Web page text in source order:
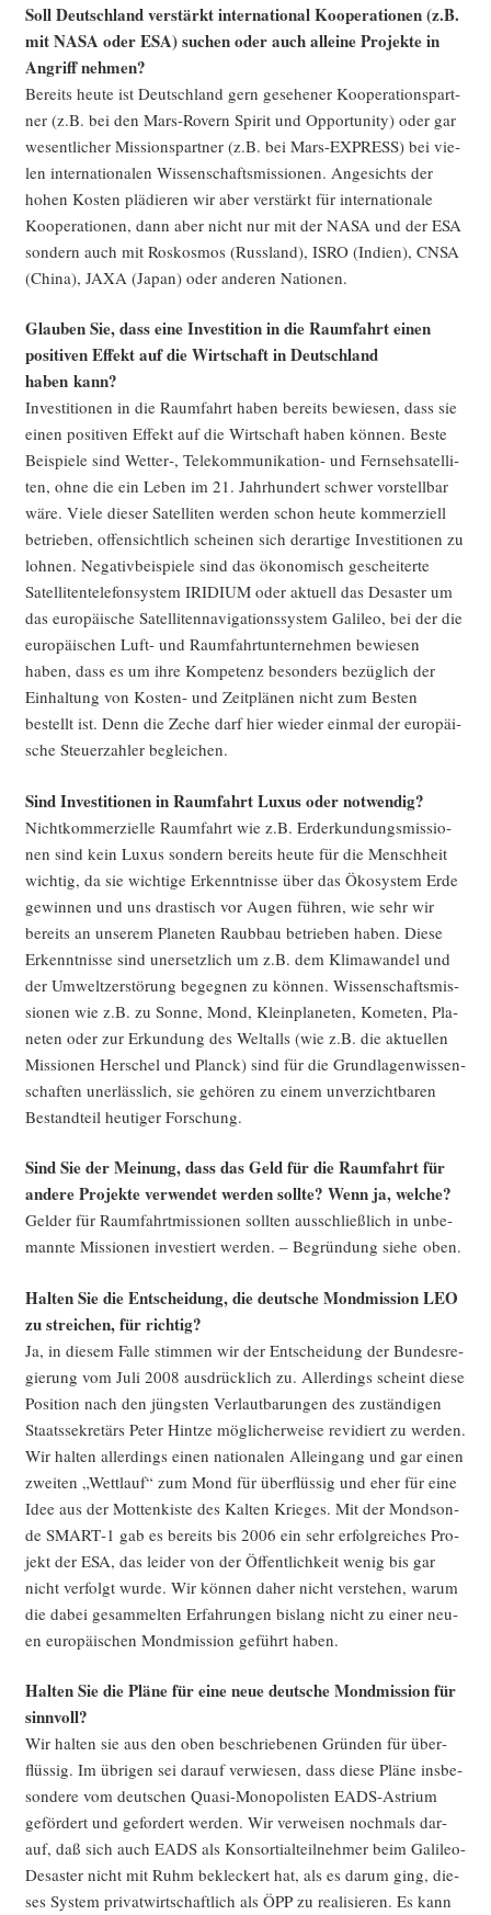
Soll Deutsch­land ver­stärkt inter­na­tio­nal Koope­ra­tio­nen (z.B.
mit NASA oder ESA) suchen oder auch allei­ne Pro­jek­te in
Angriff nehmen?
Bereits heu­te ist Deutsch­land gern gese­he­ner Koope­ra­ti­ons­part­
ner (z.B. bei den Mars-Rovern Spi­rit und Oppor­tu­ni­ty) oder gar
wesent­li­cher Mis­si­ons­part­ner (z.B. bei Mars-EXPRESS) bei vie­
len inter­na­tio­na­len Wis­sen­schafts­mis­sio­nen. Ange­sichts der
hohen Kos­ten plä­die­ren wir aber ver­stärkt für inter­na­tio­na­le
Koope­ra­tio­nen, dann aber nicht nur mit der NASA und der ESA
son­dern auch mit Roskos­mos (Russ­land), ISRO (Indi­en), CNSA
(Chi­na), JAXA (Japan) oder ande­ren Nationen.
Glau­ben Sie, dass eine Inves­ti­ti­on in die Raum­fahrt einen
posi­ti­ven Effekt auf die Wirt­schaft in Deutsch­land
haben kann?
Inves­ti­tio­nen in die Raum­fahrt haben bereits bewie­sen, dass sie
einen posi­ti­ven Effekt auf die Wirt­schaft haben kön­nen. Bes­te
Bei­spie­le sind Wetter‑, Tele­kom­mu­ni­ka­ti­on- und Fern­seh­sa­tel­li­
ten, ohne die ein Leben im 21. Jahr­hun­dert schwer vor­stell­bar
wäre. Vie­le die­ser Satel­li­ten wer­den schon heu­te kom­mer­zi­ell
betrie­ben, offen­sicht­lich schei­nen sich der­ar­ti­ge Inves­ti­tio­nen zu
loh­nen. Nega­tiv­bei­spie­le sind das öko­no­misch geschei­ter­te
Satel­li­ten­te­le­fon­sys­tem IRIDIUM oder aktu­ell das Desas­ter um
das euro­päi­sche Satel­li­ten­na­vi­ga­ti­ons­sys­tem Gali­leo, bei der die
euro­päi­schen Luft- und Raum­fahrt­un­ter­neh­men bewie­sen
haben, dass es um ihre Kom­pe­tenz beson­ders bezüg­lich der
Ein­hal­tung von Kos­ten- und Zeit­plä­nen nicht zum Bes­ten
bestellt ist. Denn die Zeche darf hier wie­der ein­mal der euro­päi­
sche Steu­er­zah­ler begleichen.
Sind Inves­ti­tio­nen in Raum­fahrt Luxus oder notwendig?
Nicht­kom­mer­zi­el­le Raum­fahrt wie z.B. Erd­er­kun­dungs­mis­sio­
nen sind kein Luxus son­dern bereits heu­te für die Mensch­heit
wich­tig, da sie wich­ti­ge Erkennt­nis­se über das Öko­sys­tem Erde
gewin­nen und uns dras­tisch vor Augen füh­ren, wie sehr wir
bereits an unse­rem Pla­ne­ten Raub­bau betrie­ben haben. Die­se
Erkennt­nis­se sind uner­setz­lich um z.B. dem Kli­ma­wan­del und
der Umwelt­zer­stö­rung begeg­nen zu kön­nen. Wis­sen­schafts­mis­
sio­nen wie z.B. zu Son­ne, Mond, Klein­pla­ne­ten, Kome­ten, Pla­
ne­ten oder zur Erkun­dung des Welt­alls (wie z.B. die aktu­el­len
Mis­sio­nen Her­schel und Planck) sind für die Grund­la­gen­wis­sen­
schaf­ten uner­läss­lich, sie gehö­ren zu einem unver­zicht­ba­ren
Bestand­teil heu­ti­ger Forschung.
Sind Sie der Mei­nung, dass das Geld für die Raum­fahrt für
ande­re Pro­jek­te ver­wen­det wer­den soll­te? Wenn ja, welche?
Gel­der für Raum­fahrt­mis­sio­nen soll­ten aus­schließ­lich in unbe­
mann­te Mis­sio­nen inves­tiert wer­den. – Begrün­dung sie­he oben.
Hal­ten Sie die Ent­schei­dung, die deut­sche Mond­mis­si­on LEO
zu strei­chen, für richtig?
Ja, in die­sem Fal­le stim­men wir der Ent­schei­dung der Bun­des­re­
gie­rung vom Juli 2008 aus­drück­lich zu. Aller­dings scheint die­se
Posi­ti­on nach den jüngs­ten Ver­laut­ba­run­gen des zustän­di­gen
Staats­se­kre­tärs Peter Hint­ze mög­li­cher­wei­se revi­diert zu wer­den.
Wir hal­ten aller­dings einen natio­na­len Allein­gang und gar einen
zwei­ten „Wett­lauf“ zum Mond für über­flüs­sig und eher für eine
Idee aus der Mot­ten­kis­te des Kal­ten Krie­ges. Mit der Mond­son­
de SMART‑1 gab es bereits bis 2006 ein sehr erfolg­rei­ches Pro­
jekt der ESA, das lei­der von der Öffent­lich­keit wenig bis gar
nicht ver­folgt wur­de. Wir kön­nen daher nicht ver­ste­hen, war­um
die dabei gesam­mel­ten Erfah­run­gen bis­lang nicht zu einer neu­
en euro­päi­schen Mond­mis­si­on geführt haben.
Hal­ten Sie die Plä­ne für eine neue deut­sche Mond­mis­si­on für
sinnvoll?
Wir hal­ten sie aus den oben beschrie­be­nen Grün­den für über­
flüs­sig. Im übri­gen sei dar­auf ver­wie­sen, dass die­se Plä­ne ins­be­
son­de­re vom deut­schen Qua­si-Mono­po­lis­ten EADS-Astri­um
geför­dert und gefor­dert wer­den. Wir ver­wei­sen noch­mals dar­
auf, daß sich auch EADS als Kon­sor­ti­al­teil­neh­mer beim Gali­leo-
Desas­ter nicht mit Ruhm bekle­ckert hat, als es dar­um ging, die­
ses Sys­tem pri­vat­wirt­schaft­lich als ÖPP zu rea­li­sie­ren. Es kann